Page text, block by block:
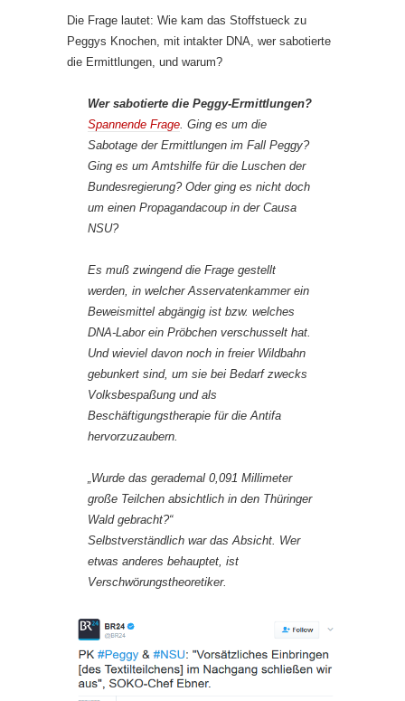
Die Frage lautet: Wie kam das Stoffstueck zu
Peggys Knochen, mit intakter DNA, wer sabotierte
die Ermittlungen, und warum?
Wer sabotierte die Peggy-Ermittlungen?
Spannende Frage . Ging es um die
Sabotage der Ermittlungen im Fall Peggy?
Ging es um Amtshilfe für die Luschen der
Bundesregie­rung? Oder ging es nicht doch
um einen Propagandacoup in der Causa
NSU?
Es muß zwingend die Frage gestellt
werden, in welcher Asservaten­kam­mer ein
Beweismittel abgängig ist bzw. welches
DNA-Labor ein Pröbchen verschusselt hat.
Und wieviel davon noch in freier Wildbahn
gebunkert sind, um sie bei Bedarf zwecks
Volksbespaßung und als
Beschäftigungs­therapie für die Antifa
hervorzuzaubern.
„Wurde das gerademal 0,091 Millimeter
große Teilchen absichtlich in den Thüringer
Wald gebracht?“
Selbstverständlich war das Absicht. Wer
etwas anderes behauptet, ist
Verschwörungstheoretiker.